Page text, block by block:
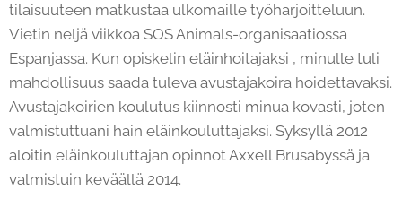
tilaisuuteen matkustaa ulkomaille työharjoitteluun.
Vietin neljä viikkoa SOS Animals-organisaatiossa
Espanjassa. Kun opiskelin eläinhoitajaksi , minulle tuli
mahdollisuus saada tuleva avustajakoira hoidettavaksi.
Avustajakoirien koulutus kiinnosti minua kovasti, joten
valmistuttuani hain eläinkouluttajaksi. Syksyllä 2012
aloitin eläinkouluttajan opinnot Axxell Brusabyssä ja
valmistuin keväällä 2014.